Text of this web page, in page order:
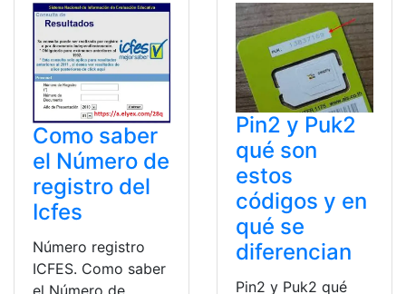
Como saber
el Número de
registro del
Icfes
Número registro
ICFES. Como saber
el Número de
Pin2 y Puk2
qué son
estos
códigos y en
qué se
diferencian
Pin2 y Puk2 qué